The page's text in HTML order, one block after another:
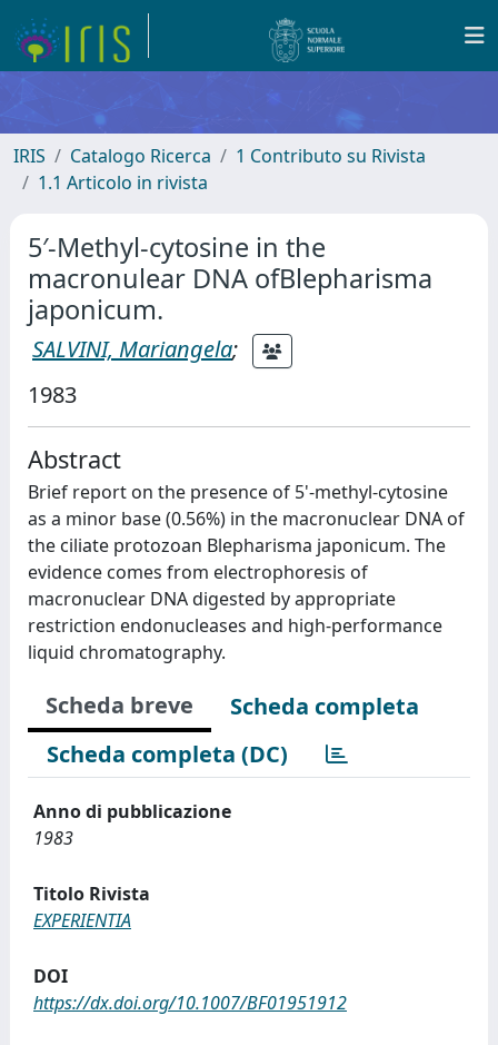
IRIS Catalogo Ricerca
1 Contributo su Rivista
1.1 Articolo in rivista
5′-Methyl-cytosine in the
macronulear DNA ofBlepharisma
japonicum.
SALVINI, Mariangela;
1983
Abstract
Brief report on the presence of 5'-methyl-cytosine
as a minor base (0.56%) in the macronuclear DNA of
the ciliate protozoan Blepharisma japonicum. The
evidence comes from electrophoresis of
macronuclear DNA digested by appropriate
restriction endonucleases and high-performance
liquid chromatography.
Scheda breve
Scheda completa
Scheda completa (DC)
Anno di pubblicazione
1983
Titolo Rivista
EXPERIENTIA
DOI
https://dx.doi.org/10.1007/BF01951912